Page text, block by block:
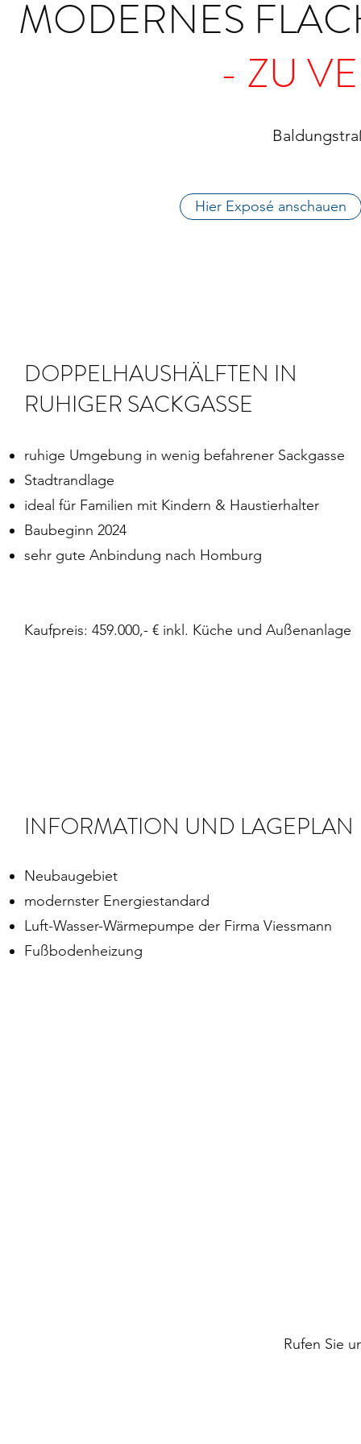
MODERNES
- ZU
Hier Exposé anschauen
DOPPELHAUSHÄLFTEN IN
RUHIGER SACKGASSE
ruhige Umgebung in wenig befahrener Sackgasse
Stadtrandlage
ideal für Familien mit Kindern & Haustierhalter
Baubeginn 2024
sehr gute Anbindung nach Homburg
Kaufpreis: 459.000,- € inkl. Küche und Außenanlage
INFORMATION UND LAGEPLAN
Neubaugebiet
modernster Energiestandard
Luft-Wasser-Wärmepumpe der Firma Viessmann
Fußbodenheizung
Rufen Sie